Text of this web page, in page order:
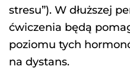
stresu”). W dłuższej
ćwiczenia będą
poziomu tych
na dystans.